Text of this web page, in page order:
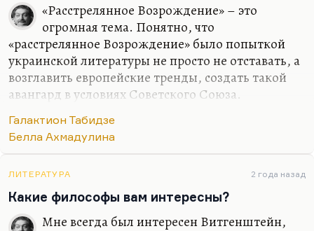
«Расстрелянное Возрождение» – это
огромная тема. Понятно, что
«расстрелянное Возрождение» было попыткой
украинской литературы не просто не отставать, а
возглавить европейские тренды, создать такой
авангард в условиях Советского Союза.
авангардистский проект. Консервативным он
стал в 30-е годы. А они все были людьми 20-х
считали себя коммунистами. Никакими
националистами они не были, наоборот, они
верили в интернациональный
Галактион Табидзе
Белла Ахмадулина
ЛИТЕРАТУРА 2 года назад
Какие философы вам интересны?
Мне всегда был интересен Витгенштейн,